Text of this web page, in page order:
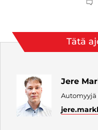
Tätä
Jere
Automyyjä